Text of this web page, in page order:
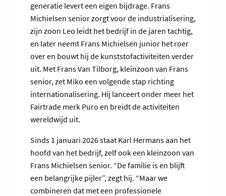
generatie levert een eigen bijdrage. Frans
Michielsen senior zorgt voor de industrialisering,
zijn zoon Leo leidt het bedrijf in de jaren tachtig,
en later neemt Frans Michielsen junior het roer
over en bouwt hij de kunststofactiviteiten verder
uit. Met Frans Van Tilborg, kleinzoon van Frans
senior, zet Miko een volgende stap richting
internationalisering. Hij lanceert onder meer het
Fairtrade merk Puro en breidt de activiteiten
wereldwijd uit.
Sinds 1 januari 2026 staat Karl Hermans aan het
hoofd van het bedrijf, zelf ook een kleinzoon van
Frans Michielsen senior. “De familie is en blijft
een belangrijke pijler”, zegt hij. “Maar we
combineren dat met een professionele